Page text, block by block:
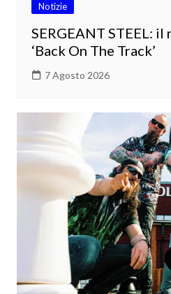
Notizie
SERGEANT STEEL:
‘Back On The Track’
7 Agosto 2026